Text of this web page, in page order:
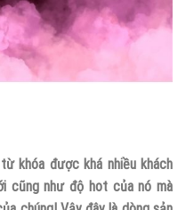
khóa được khá nhiều khách
cũng như độ hot của nó mà